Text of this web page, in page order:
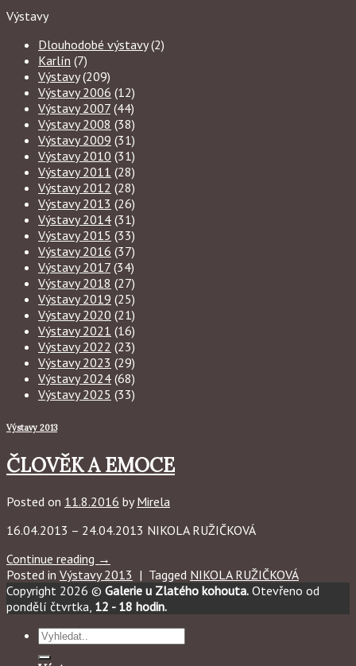
Výstavy
Dlouhodobé výstavy(2)
Karlín (7)
Výstavy(209)
Výstavy 2006 (12)
Výstavy 2007 (44)
Výstavy 2008 (38)
Výstavy 2009 (31)
Výstavy 2010 (31)
Výstavy 2011 (28)
Výstavy 2012 (28)
Výstavy 2013 (26)
Výstavy 2014 (31)
Výstavy 2015 (33)
Výstavy 2016 (37)
Výstavy 2017 (34)
Výstavy 2018 (27)
Výstavy 2019 (25)
Výstavy 2020 (21)
Výstavy 2021 (16)
Výstavy 2022 (23)
Výstavy 2023 (29)
Výstavy 2024 (68)
Výstavy 2025 (33)
Výstavy 2013
ČLOVĚK A EMOCE
Posted on 11.8.2016 byMirela
16.04.2013 – 24.04.2013 NIKOLA RUŽIČKOVÁ
Continue reading →
Posted in Výstavy 2013 | Tagged NIKOLA RUŽIČKOVÁ
Copyright 2026 © Galerie u Zlatého kohouta. Otevřeno od
pondělí čtvrtka, 12 - 18 hodin.
Hledat: